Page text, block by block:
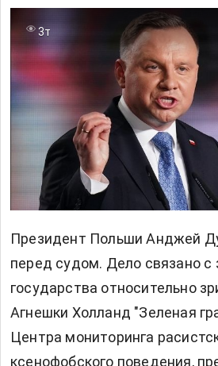
3т
Президент Польши Анджей
перед судом. Дело связано с
государства относительно
Агнешки Холланд "Зеленая
Центра мониторинга
ксенофобского поведения,